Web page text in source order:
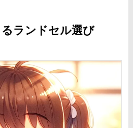
ランドセル選び